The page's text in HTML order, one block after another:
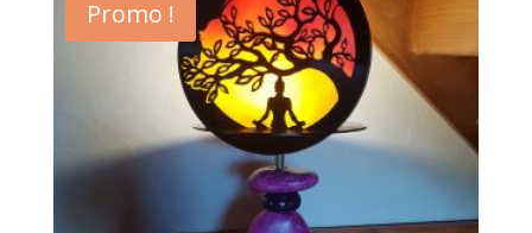
Promo !